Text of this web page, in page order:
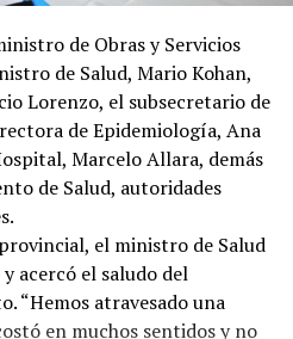
de Obras y Servicios
de Salud, Mario Kohan,
Lorenzo, el subsecretario de
de Epidemiología, Ana
Marcelo Allara, demás
de Salud, autoridades
el ministro de Salud
acercó el saludo del
“Hemos atravesado una
en muchos sentidos y no